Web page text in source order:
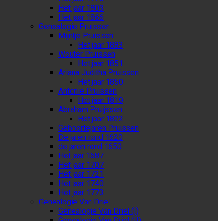
Het jaar 1803
Het jaar 1866
Genealogie Pruissen
Mijntje Pruissen
Het jaar 1883
Wouter Pruissen
Het jaar 1851
Ariana Juditha Pruissen
Het jaar 1850
Antonie Pruissen
Het jaar 1819
Abraham Pruijssen
Het jaar 1822
Geboortejaren Pruissen
De jaren rond 1620
de jaren rond 1650
Het jaar 1687
Het jaar 1707
Het jaar 1721
Het jaar 1740
Het jaar 1773
Genealogie Van Driel
Genealogie Van Driel (I)